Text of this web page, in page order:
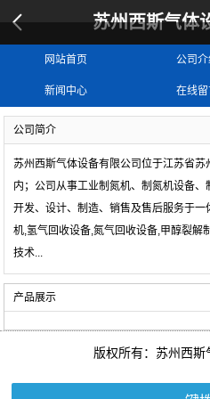
苏州西斯气体
网站首页 公司介
新闻中心 在线留
公司简介
苏州西斯气体设备有限公司位于江苏省
内；公司从事工业制氮机、制氮机设备、
开发、设计、制造、销售及售后服务于一
机,氢气回收设备,氮气回收设备,甲醇裂解
技术...
产品展示
版权所有：苏州西斯